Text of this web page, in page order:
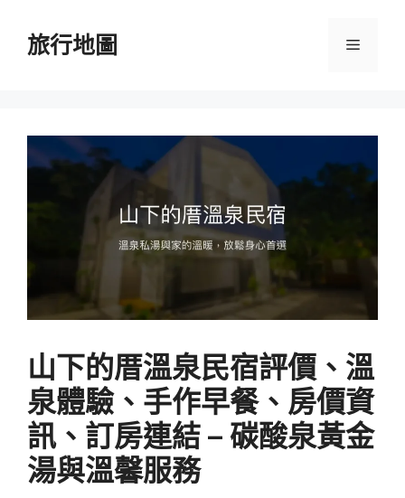
旅行地圖 選
山下的厝溫泉民宿評價、溫
泉體驗、手作早餐、房價資
訊、訂房連結 – 碳酸泉黃金
湯與溫馨服務